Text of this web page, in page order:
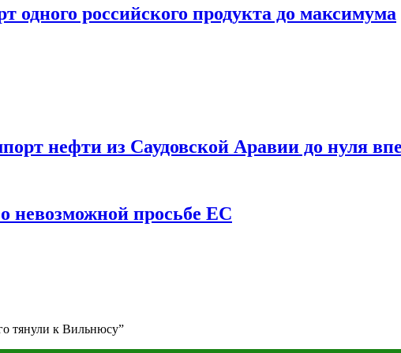
российского продукта до максимума
нефти из Саудовской Аравии до нуля
невозможной просьбе ЕС
тянули к Вильнюсу”